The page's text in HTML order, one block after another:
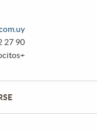
90